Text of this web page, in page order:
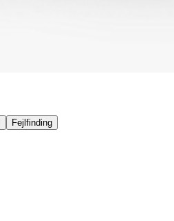
Fejlfinding